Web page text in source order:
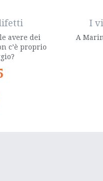
avere dei
c’è proprio
I
A